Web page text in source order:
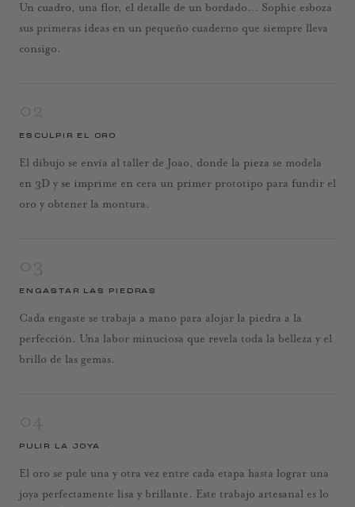
Un cuadro, una flor, el detalle de un bordado… Sophie esboza
sus primeras ideas en un pequeño cuaderno que siempre lleva
consigo.
ESCULPIR EL ORO
El dibujo se envía al taller de Joao, donde la pieza se modela
en 3D y se imprime en cera un primer prototipo para fundir el
oro y obtener la montura.
ENGASTAR LAS PIEDRAS
Cada engaste se trabaja a mano para alojar la piedra a la
perfección. Una labor minuciosa que revela toda la belleza y el
brillo de las gemas.
PULIR LA JOYA
El oro se pule una y otra vez entre cada etapa hasta lograr una
joya perfectamente lisa y brillante. Este trabajo artesanal es lo